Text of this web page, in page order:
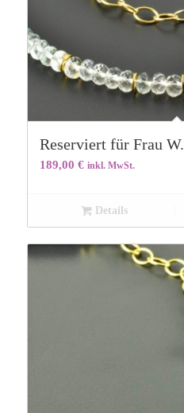
Reserviert für Frau W.
189,00 € inkl. MwSt.
Details